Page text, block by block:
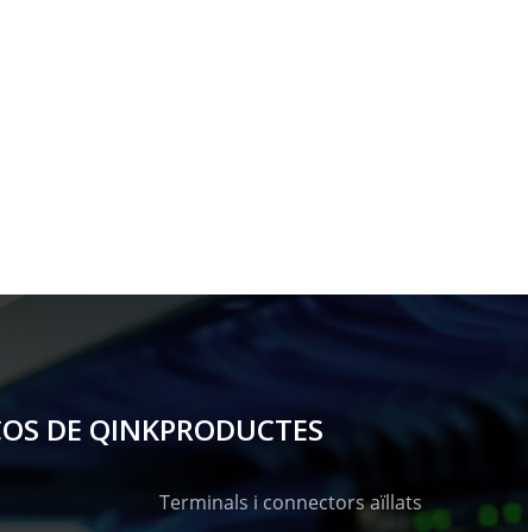
DE QINKPRODUCTES
Terminals i connectors aïllats